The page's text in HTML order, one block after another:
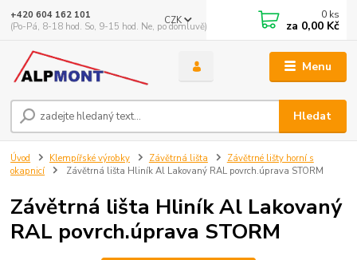
Menu
CZK
Hledat
+420 604 162 101
(Po-Pá, 8-18 hod. So, 9-15 hod. Ne, po domluvě)
0 ks
za 0,00 Kč
Úvod Klempířské výrobky Závětrná lišta
Závětrné lišty horní s
okapnicí
Závětrná lišta Hliník Al Lakovaný RAL povrch.úprava STORM
Závětrná lišta Hliník Al Lakovaný
RAL povrch.úprava STORM